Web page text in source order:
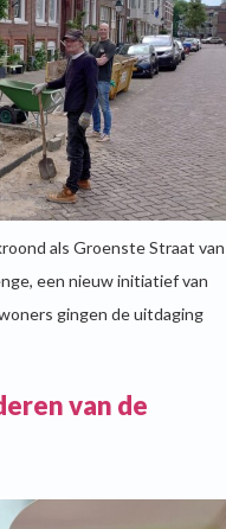
als Groenste Straat van
een nieuw initiatief van
gingen de uitdaging
van de